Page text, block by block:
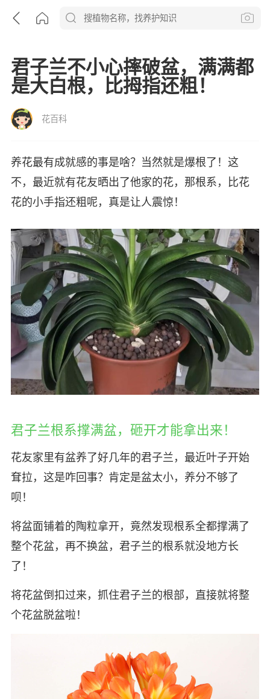
君子兰不小心摔破盆，满满都
是大白根，比拇指还粗！
花百科
养花最有成就感的事是啥？当然就是爆根了！这
不，最近就有花友晒出了他家的花，那根系，比花
花的小手指还粗呢，真是让人震惊！
君子兰根系撑满盆，砸开才能拿出来！
花友家里有盆养了好几年的君子兰，最近叶子开始
耷拉，这是咋回事？肯定是盆太小，养分不够了
呗！
将盆面铺着的陶粒拿开，竟然发现根系全都撑满了
整个花盆，再不换盆，君子兰的根系就没地方长
了！
将花盆倒扣过来，抓住君子兰的根部，直接就将整
个花盆脱盆啦！